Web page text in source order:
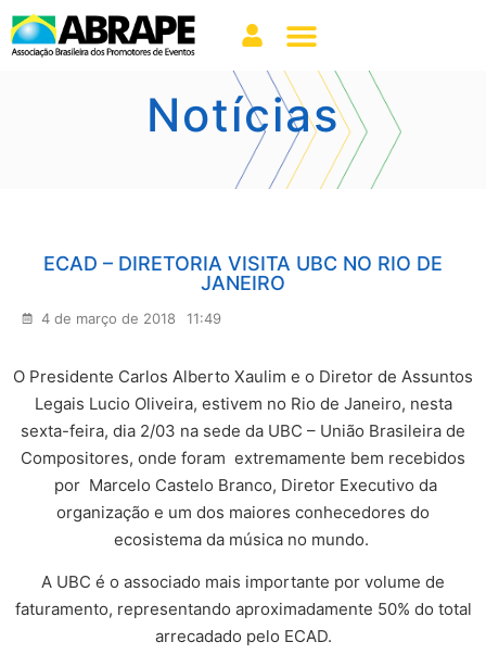
Notícias
ECAD – DIRETORIA VISITA UBC NO RIO DE
JANEIRO
4 de março de 2018 11:49
O Presidente Carlos Alberto Xaulim e o Diretor de Assuntos
Legais Lucio Oliveira, estivem no Rio de Janeiro, nesta
sexta-feira, dia 2/03 na sede da UBC – União Brasileira de
Compositores, onde foram extremamente bem recebidos
por Marcelo Castelo Branco, Diretor Executivo da
organização e um dos maiores conhecedores do
ecosistema da música no mundo.
A UBC é o associado mais importante por volume de
faturamento, representando aproximadamente 50% do total
arrecadado pelo ECAD.